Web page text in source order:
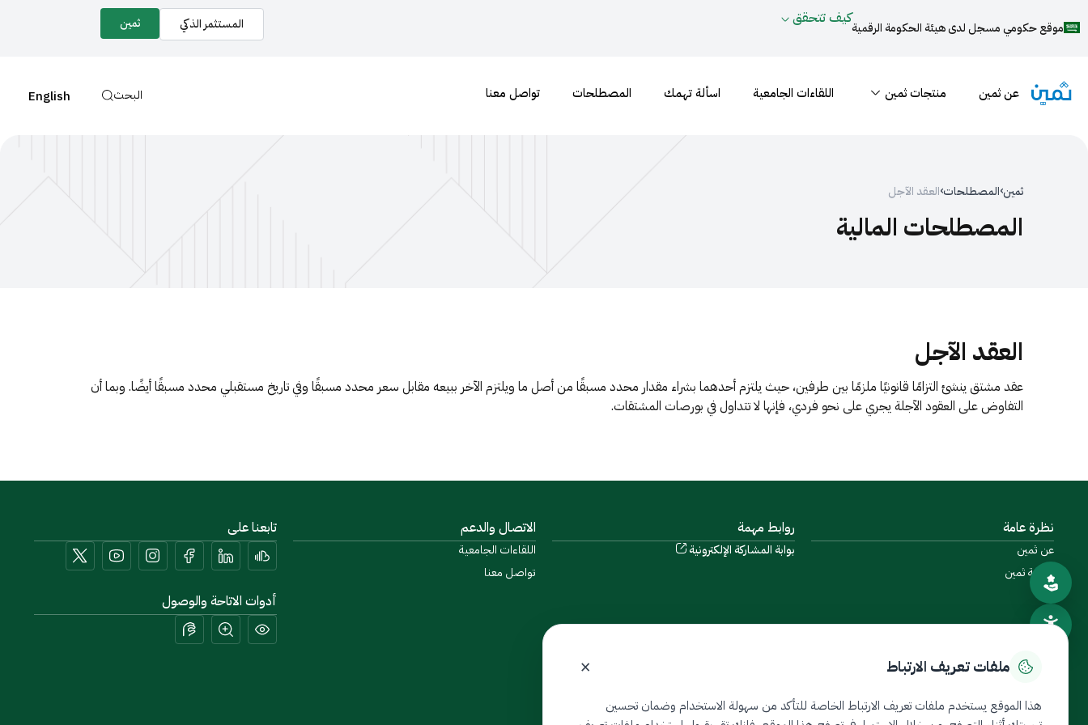
المستثمر الذكي ثمين موقع حكومي مسجل لدى هيئة الحكومة الرقمية
كيف تتحقق
عن ثمين منتجات ثمين اللقاءات الجامعية اسألة تهمك المصطلحات تواصل معنا البحث English
ثمين›المصطلحات›العقد الآجل
المصطلحات المالية
العقد الآجل
عقد مشتق ينشئ التزامًا قانونيًا ملزمًا بين طرفين، حيث يلتزم أحدهما بشراء مقدار محدد مسبقًا من أصل ما ويلتزم الآخر ببيعه مقابل سعر محدد مسبقًا وفي تاريخ مستقبلي محدد مسبقًا أيضًا. وبما أن
التفاوض على العقود الآجلة يجري على نحو فردي، فإنها لا تتداول في بورصات المشتقات.
نظرة عامة
عن ثمين
مكتبة ثمين
روابط مهمة
بوابة المشاركة الإلكترونية
الاتصال والدعم
اللقاءات الجامعية
تواصل معنا
تابعنا على
أدوات الاتاحة والوصول
خريطة الموقع
ملفات تعريف الارتباط ×
هذا الموقع يستخدم ملفات تعريف الارتباط الخاصة للتأكد من سهولة الاستخدام وضمان تحسين